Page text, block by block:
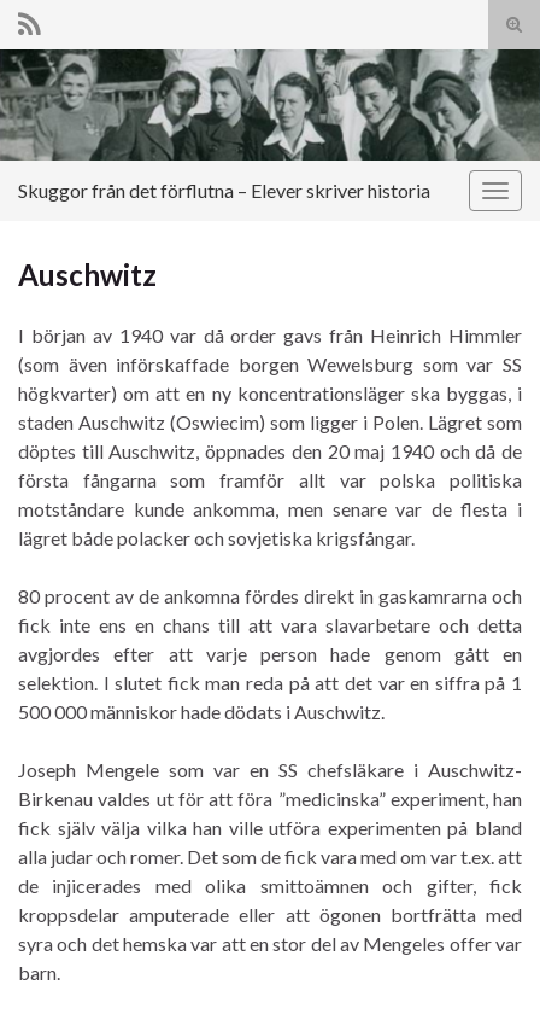
Slå
på/
Search for:
Slå
Skuggor från det förflutna – Elever skriver historia
Auschwitz
I början av 1940 var då order gavs från Heinrich Himmler
(som även införskaffade borgen Wewelsburg som var SS
högkvarter) om att en ny koncentrationsläger ska byggas, i
staden Auschwitz (Oswiecim) som ligger i Polen. Lägret som
döptes till Auschwitz, öppnades den 20 maj 1940 och då de
första fångarna som framför allt var polska politiska
motståndare kunde ankomma, men senare var de flesta i
lägret både polacker och sovjetiska krigsfångar.
80 procent av de ankomna fördes direkt in gaskamrarna och
fick inte ens en chans till att vara slavarbetare och detta
avgjordes efter att varje person hade genom gått en
selektion. I slutet fick man reda på att det var en siffra på 1
500 000 människor hade dödats i Auschwitz.
Joseph Mengele som var en SS chefsläkare i Auschwitz-
Birkenau valdes ut för att föra ”medicinska” experiment, han
fick själv välja vilka han ville utföra experimenten på bland
alla judar och romer. Det som de fick vara med om var t.ex. att
de injicerades med olika smittoämnen och gifter, fick
kroppsdelar amputerade eller att ögonen bortfrätta med
syra och det hemska var att en stor del av Mengeles offer var
barn.